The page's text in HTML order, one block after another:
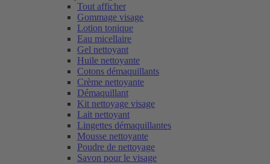
Tout afficher
Gommage visage
Lotion tonique
Eau micellaire
Gel nettoyant
Huile nettoyante
Cotons démaquillants
Crème nettoyante
Démaquillant
Kit nettoyage visage
Lait nettoyant
Lingettes démaquillantes
Mousse nettoyante
Poudre de nettoyage
Savon pour le visage